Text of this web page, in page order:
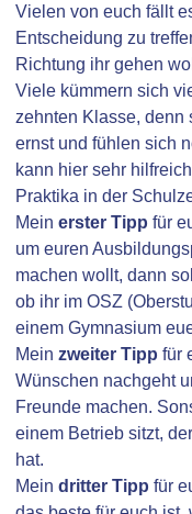
Vielen von euch fällt
Entscheidung zu
Richtung ihr gehen
Viele kümmern sich
zehnten Klasse, denn
ernst und fühlen sich
kann hier sehr
Praktika in der
Meinerster Tipp für
um euren
machen wollt, dann
ob ihr im OSZ
einem Gymnasium
Mein zweiter Tipp für
Wünschen nachgeht
Freunde machen.
einem Betrieb sitzt,
hat.
Meindritter Tipp für